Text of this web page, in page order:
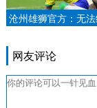
沧州雄狮官方：无
网友评论